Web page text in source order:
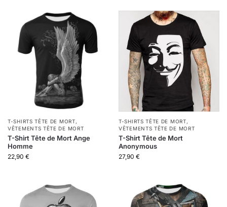
T-SHIRTS TÊTE DE MORT,
VÊTEMENTS TÊTE DE MORT
T-Shirt Tête de Mort Ange
Homme
22,90 €
T-SHIRTS TÊTE DE MORT,
VÊTEMENTS TÊTE DE MORT
T-Shirt Tête de Mort
Anonymous
27,90 €